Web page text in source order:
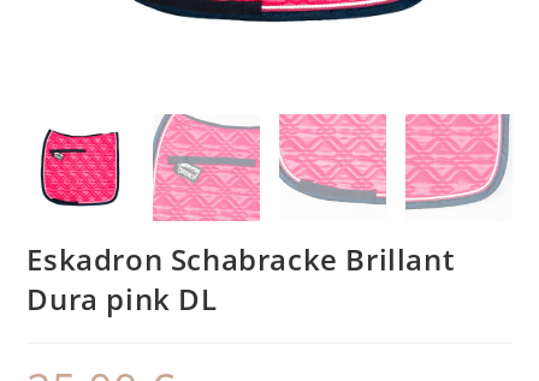
Eskadron Schabracke Brillant
Dura pink DL